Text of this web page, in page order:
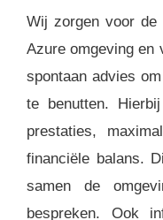
Wij zorgen voor de
Azure omgeving en
spontaan advies
te benutten.
prestaties,
financiële balans.
samen de
bespreken. Ook